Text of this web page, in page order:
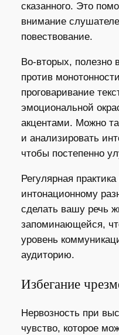
сказанного. Это
внимание
повествование.
Во-вторых, полезно
против
проговаривание
эмоциональной
акцентами. Можно
и анализировать
чтобы постепенно
Регулярная
интонационному
сделать вашу речь
запоминающейся,
уровень
аудиторию.
Избегание
Нервозность при
чувство, которое